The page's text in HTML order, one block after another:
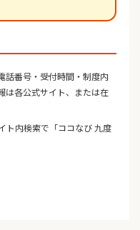
話番号・受付時間・制度内
は各公式サイト、または在
ト内検索で「ココなび 九度